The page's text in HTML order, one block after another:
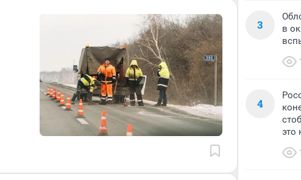
3
в
4
это